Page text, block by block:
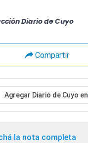
Diario de Cuyo
Compartir
Agregar Diario de Cuyo en
la nota completa